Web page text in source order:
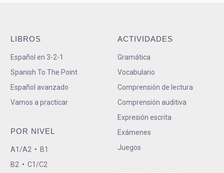
LIBROS
Español en 3-2-1
Spanish To The Point
Español avanzado
Vamos a practicar
POR NIVEL
A1/A2 • B1
B2 • C1/C2
ACTIVIDADES
Gramática
Vocabulario
Comprensión de lectura
Comprensión auditiva
Expresión escrita
Exámenes
Juegos